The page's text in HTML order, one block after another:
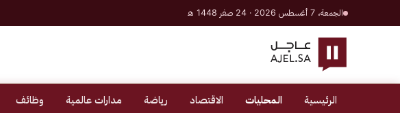
الجمعة، 7 أغسطس 2026 · 24 صفر 1448 هـ
الرئيسية المحليات الاقتصاد رياضة مدارات عالمية وظائف